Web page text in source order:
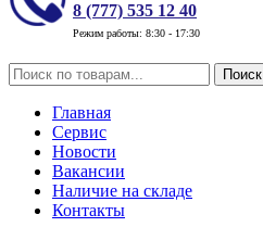
8 (777) 535 12 40
Режим работы: 8:30 - 17:30
Поиск
Главная
Сервис
Новости
Вакансии
Наличие на складе
Контакты